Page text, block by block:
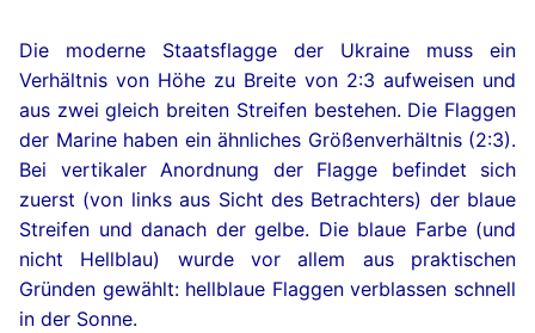
Die moderne Staatsflagge der Ukraine muss ein
Verhältnis von Höhe zu Breite von 2:3 aufweisen und
aus zwei gleich breiten Streifen bestehen. Die Flaggen
der Marine haben ein ähnliches Größenverhältnis (2:3).
Bei vertikaler Anordnung der Flagge befindet sich
zuerst (von links aus Sicht des Betrachters) der blaue
Streifen und danach der gelbe. Die blaue Farbe (und
nicht Hellblau) wurde vor allem aus praktischen
Gründen gewählt: hellblaue Flaggen verblassen schnell
in der Sonne.